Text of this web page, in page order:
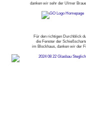
danken wir sehr der Ulmer
Für den richtigen Durchblick
die Fenster der
im Blockhaus, danken wir der